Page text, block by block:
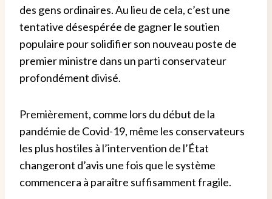
des gens ordinaires. Au lieu de cela, c’est une
tentative désespérée de gagner le soutien
populaire pour solidifier son nouveau poste de
premier ministre dans un parti conservateur
profondément divisé.
Premièrement, comme lors du début de la
pandémie de Covid-19, même les conservateurs
les plus hostiles à l’intervention de l’État
changeront d’avis une fois que le système
commencera à paraître suffisamment fragile.